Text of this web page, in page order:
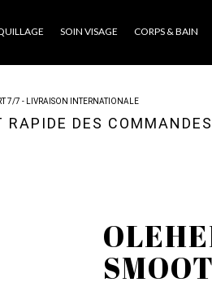
SOIN VISAGE CORPS & BAIN
7/7 - LIVRAISON INTERNATIONALE
DES COMMANDES